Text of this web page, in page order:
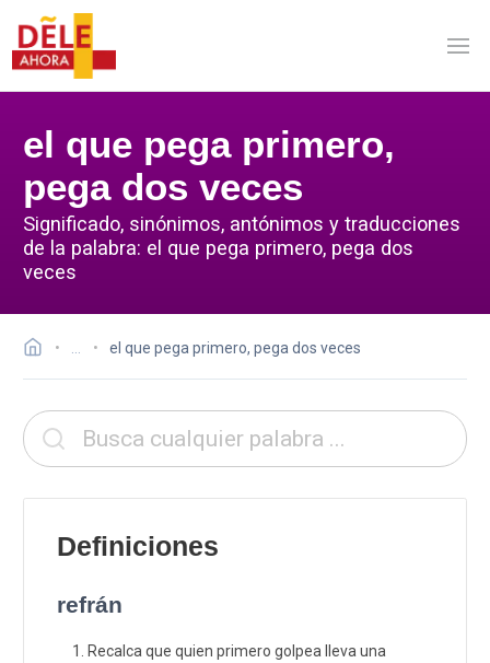
el que pega primero,
pega dos veces
Significado, sinónimos, antónimos y traducciones
de la palabra: el que pega primero, pega dos
veces
el que pega primero, pega dos veces
Definiciones
refrán
Recalca que quien primero golpea lleva una